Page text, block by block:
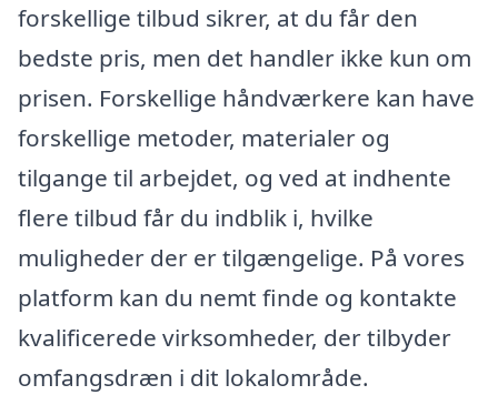
forskellige tilbud sikrer, at du får den
bedste pris, men det handler ikke kun om
prisen. Forskellige håndværkere kan have
forskellige metoder, materialer og
tilgange til arbejdet, og ved at indhente
flere tilbud får du indblik i, hvilke
muligheder der er tilgængelige. På vores
platform kan du nemt finde og kontakte
kvalificerede virksomheder, der tilbyder
omfangsdræn i dit lokalområde.